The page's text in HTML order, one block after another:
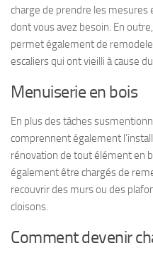
charge de prendre les mesures
dont vous avez besoin. En
permet également de
escaliers qui ont vieilli à cause
Menuiserie en bois
En plus des tâches
comprennent également
rénovation de tout élément en
également être chargés de
recouvrir des murs ou des
cloisons.
Comment devenir